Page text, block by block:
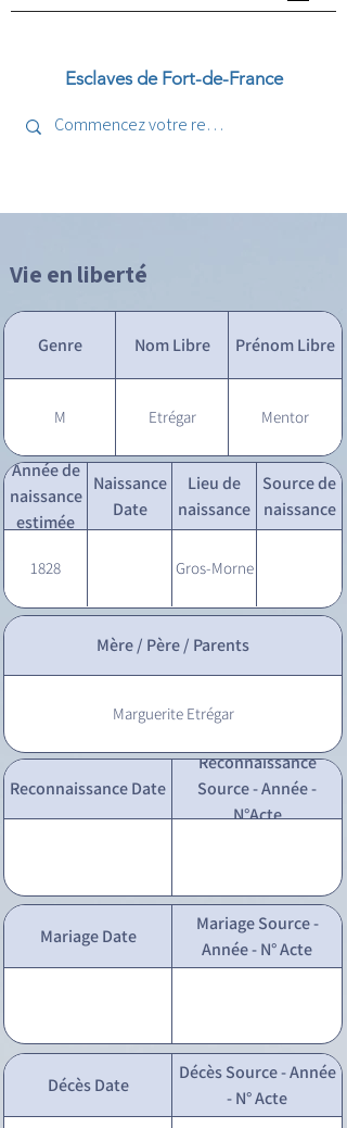
Esclaves de Fort-de-France
Vie en liberté
Genre Nom Libre Prénom Libre
M Etrégar Mentor
Année de
naissance
estimée
Naissance
Date
Lieu de
naissance
Source de
naissance
1828 Gros-Morne
Mère / Père / Parents
Marguerite Etrégar
Reconnaissance Date
Reconnaissance
Source - Année -
N°Acte
Mariage Date
Mariage Source -
Année - N° Acte
Décès Date
Décès Source - Année
- N° Acte